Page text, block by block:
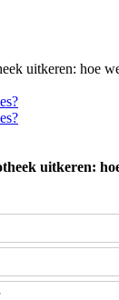
uitkeren: hoe
uitkeren: